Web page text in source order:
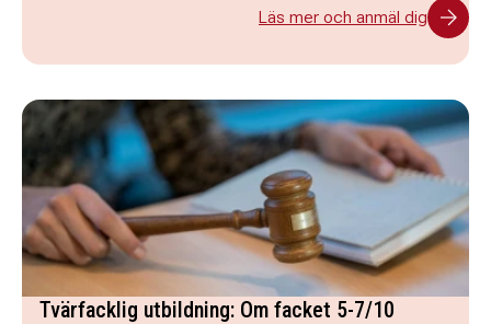
Läs mer och anmäl dig
Tvärfacklig utbildning: Om facket 5-7/10